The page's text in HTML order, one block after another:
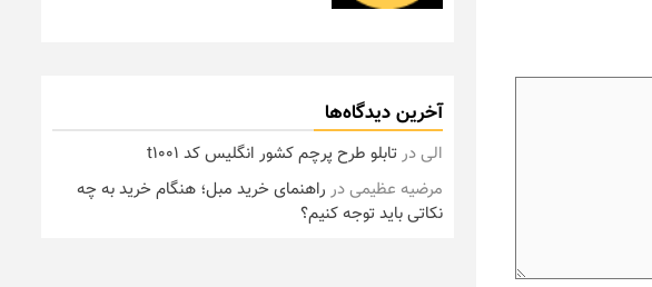
آخرین دیدگاه‌ها
الیدرتابلو طرح پرچم کشور انگلیس کد t1001
مرضیه عظیمیدر راهنمای خرید مبل؛ هنگام خرید به چه
نکاتی باید توجه کنیم؟